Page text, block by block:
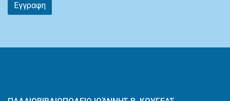
Εγγραφη